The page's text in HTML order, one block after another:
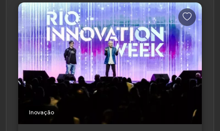
Inovação